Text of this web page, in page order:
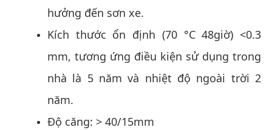
hưởng đến sơn xe.
Kích thước ổn định (70 °C 48giờ) <0.3
mm, tương ứng điều kiện sử dụng trong
nhà là 5 năm và nhiệt độ ngoài trời 2
năm.
Độ căng: > 40/15mm